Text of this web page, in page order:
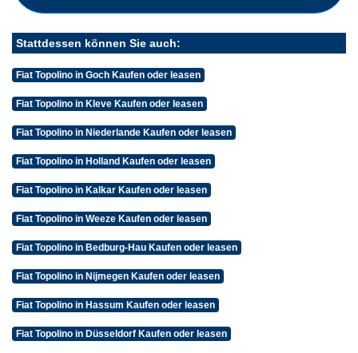
Stattdessen können Sie auch:
Fiat Topolino in Goch Kaufen oder leasen
Fiat Topolino in Kleve Kaufen oder leasen
Fiat Topolino in Niederlande Kaufen oder leasen
Fiat Topolino in Holland Kaufen oder leasen
Fiat Topolino in Kalkar Kaufen oder leasen
Fiat Topolino in Weeze Kaufen oder leasen
Fiat Topolino in Bedburg-Hau Kaufen oder leasen
Fiat Topolino in Nijmegen Kaufen oder leasen
Fiat Topolino in Hassum Kaufen oder leasen
Fiat Topolino in Düsseldorf Kaufen oder leasen